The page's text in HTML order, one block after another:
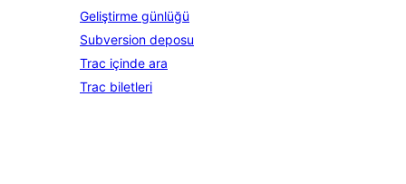
Geliştirme günlüğü
Subversion deposu
Trac içinde ara
Trac biletleri